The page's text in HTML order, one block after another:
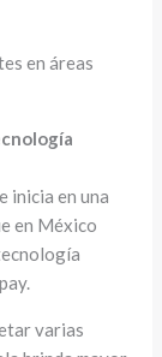
en áreas
inicia en una
en México
varias